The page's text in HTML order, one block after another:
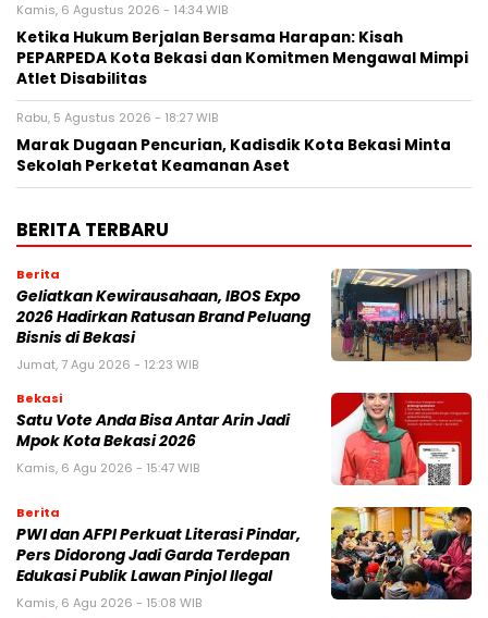
Kamis, 6 Agustus 2026 - 14:34 WIB
Ketika Hukum Berjalan Bersama Harapan: Kisah
PEPARPEDA Kota Bekasi dan Komitmen Mengawal Mimpi
Atlet Disabilitas
Rabu, 5 Agustus 2026 - 18:27 WIB
‎Marak Dugaan Pencurian, Kadisdik Kota Bekasi Minta
Sekolah Perketat Keamanan Aset
BERITA TERBARU
Berita
‎Geliatkan Kewirausahaan, IBOS Expo
2026 Hadirkan Ratusan Brand Peluang
Bisnis di Bekasi
Jumat, 7 Agu 2026 - 12:23 WIB
Bekasi
Satu Vote Anda Bisa Antar Arin Jadi
Mpok Kota Bekasi 2026
Kamis, 6 Agu 2026 - 15:47 WIB
Berita
PWI dan AFPI Perkuat Literasi Pindar,
Pers Didorong Jadi Garda Terdepan
Edukasi Publik Lawan Pinjol Ilegal
Kamis, 6 Agu 2026 - 15:08 WIB